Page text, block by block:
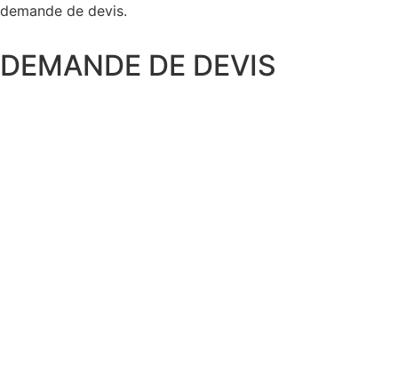
demande de devis.
DEMANDE DE DEVIS